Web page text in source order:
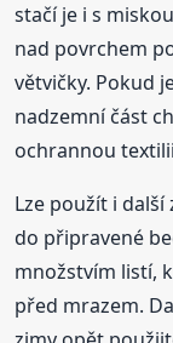
stačí je i s
nad povrchem
větvičky. Pokud
nadzemní část
ochrannou
Lze použít i
do připravené
množstvím listí,
před mrazem.